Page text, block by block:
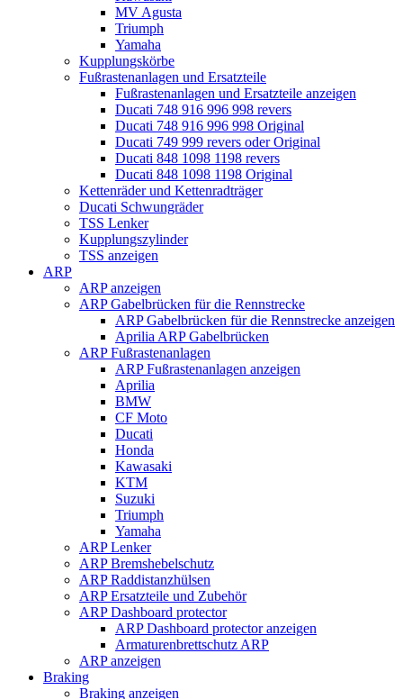
MV Agusta
Triumph
Yamaha
Kupplungskörbe
Fußrastenanlagen und Ersatzteile
Fußrastenanlagen und Ersatzteile anzeigen
Ducati 748 916 996 998 revers
Ducati 748 916 996 998 Original
Ducati 749 999 revers oder Original
Ducati 848 1098 1198 revers
Ducati 848 1098 1198 Original
Kettenräder und Kettenradträger
Ducati Schwungräder
TSS Lenker
Kupplungszylinder
TSS anzeigen
ARP
ARP anzeigen
ARP Gabelbrücken für die Rennstrecke
ARP Gabelbrücken für die Rennstrecke anzeigen
Aprilia ARP Gabelbrücken
ARP Fußrastenanlagen
ARP Fußrastenanlagen anzeigen
Aprilia
BMW
CF Moto
Ducati
Honda
Kawasaki
KTM
Suzuki
Triumph
Yamaha
ARP Lenker
ARP Bremshebelschutz
ARP Raddistanzhülsen
ARP Ersatzteile und Zubehör
ARP Dashboard protector
ARP Dashboard protector anzeigen
Armaturenbrettschutz ARP
ARP anzeigen
Braking
Braking anzeigen